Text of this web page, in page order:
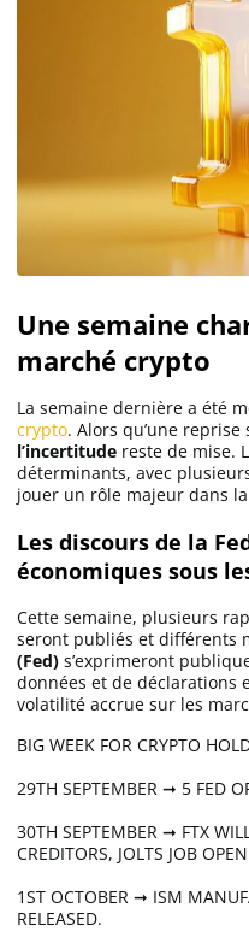
Une semaine
marché crypto
La semaine dernière a été
crypto. Alors qu’une
l’incertitude reste de mise.
déterminants, avec
jouer un rôle majeur dans
Les discours de la
économiques sous
Cette semaine, plusieurs
seront publiés et différents
(Fed) s’exprimeront
données et de déclarations
volatilité accrue sur les
BIG WEEK FOR CRYPTO
29TH SEPTEMBER ➞ 5 FED
30TH SEPTEMBER ➞ FTX
CREDITORS, JOLTS JOB
1ST OCTOBER ➞ ISM
RELEASED.